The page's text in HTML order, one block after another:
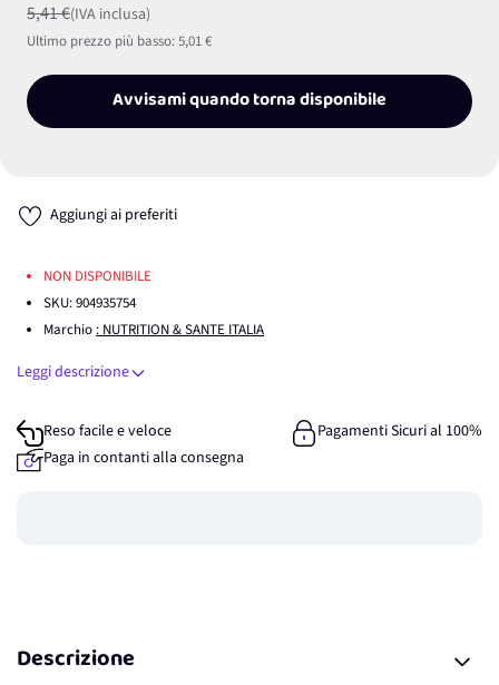
5,41 €(IVA inclusa)
Ultimo prezzo più basso:5,01 €
Avvisami quando torna disponibile
Aggiungi ai preferiti
NON DISPONIBILE
SKU:904935754
Marchio : NUTRITION & SANTE ITALIA
Leggi descrizione
Reso facile e veloce
Pagamenti Sicuri al 100%
Paga in contanti alla consegna
Descrizione